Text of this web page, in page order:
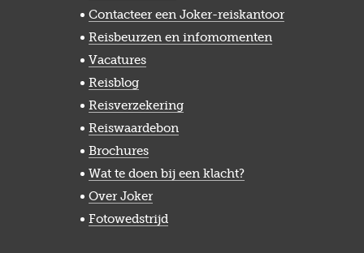
Contacteer een Joker-reiskantoor
Reisbeurzen en infomomenten
Vacatures
Reisblog
Reisverzekering
Reiswaardebon
Brochures
Wat te doen bij een klacht?
Over Joker
Fotowedstrijd